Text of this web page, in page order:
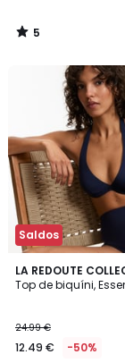
5
/
Saldos
LA REDOUTE
Top de biquíni,
24.99 €
12.49 € -50%
4
/
4
Cores